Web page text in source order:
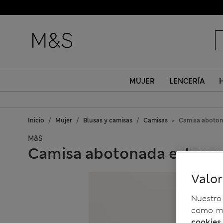
MUJER LENCERÍA
Inicio Mujer Blusas y camisas Camisas Camisa
M&S
Camisa abotonada
como